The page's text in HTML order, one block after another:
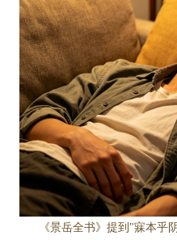
《景岳全书》提到"寐本乎